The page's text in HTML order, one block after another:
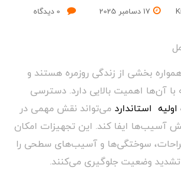
17 دسامبر 2025 0دیدگاه
بخشی از زندگی روزمره هستند و
با آن‌ها اهمیت بالایی دارد. دسترسی
استانداردمی‌تواند نقش مهمی در
آسیب‌ها ایفا کند. این تجهیزات امکان
سوختگی‌ها و آسیب‌های سطحی را
تشدید وضعیت جلوگیری می‌کنند.